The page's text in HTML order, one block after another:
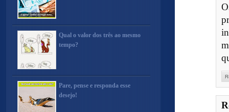
Qual o valor dos três ao mesmo
tempo?
Pare, pense e responda esse
desejo!